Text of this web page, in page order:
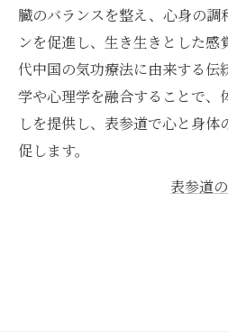
臓のバランスを整え、心身の調
ンを促進し、生き生きとした感
代中国の気功療法に由来する伝
学や心理学を融合することで、
しを提供し、表参道で心と身
促します。
表参道